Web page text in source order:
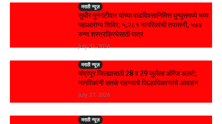
मराठी न्यूज़
सुधीर मुनगंटीवार यांच्या वाढदिवसानिमित्त घुग्घुसमध्ये भव्य
महाआरोग्य शिबिर; ५,२८१ नागरिकांची तपासणी, ५७४
रुग्ण शस्त्रक्रियेसाठी पात्र
July 31, 2026
मराठी न्यूज़
चंद्रपूर जिल्ह्यासाठी 28 व 29 जुलैला ऑरेंज अलर्ट;
नागरिकांनी सतर्क राहण्याचे जिल्हाधिकाऱ्यांचे आवाहन
July 27, 2026
मराठी न्यूज़